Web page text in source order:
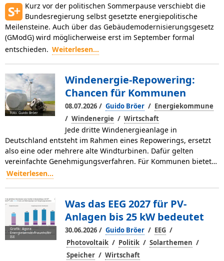
Kurz vor der politischen Sommerpause verschiebt die
Bundesregierung selbst gesetzte energiepolitische
Meilensteine. Auch über das Gebäudemodernisierungsgesetz
(GModG) wird möglicherweise erst im September formal
entschieden. Weiterlesen...
Foto: Guido Bröer
Windenergie-Repowering:
Chancen für Kommunen
08.07.2026 / Guido Bröer / Energiekommune
/ Windenergie / Wirtschaft
Jede dritte Windenergieanlage in
Deutschland entsteht im Rahmen eines Repowerings, ersetzt
also eine oder mehrere alte Windturbinen. Dafür gelten
vereinfachte Genehmi­gungsverfahren. Für Kommunen bietet…
Weiterlesen...
Grafik: Agora
Energiewende/Fraunhofer
ISE
Was das EEG 2027 für PV-
Anlagen bis 25 kW bedeutet
30.06.2026 / Guido Bröer / EEG /
Photovoltaik / Politik / Solarthemen /
Speicher / Wirtschaft